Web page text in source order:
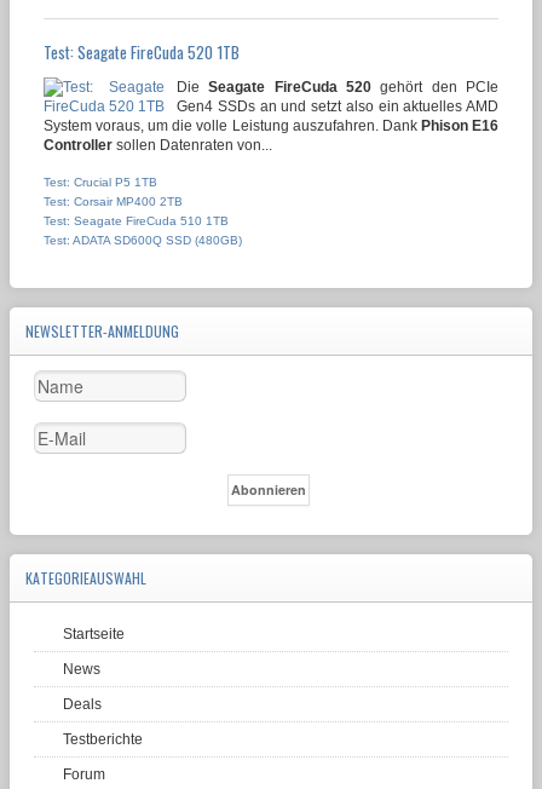
Test: Seagate FireCuda 520 1TB
DieSeagate FireCuda 520 gehört den PCIe
Gen4 SSDs an und setzt also ein aktuelles AMD
System voraus, um die volle Leistung auszufahren. Dank Phison E16
Controller sollen Datenraten von...
Test: Crucial P5 1TB
Test: Corsair MP400 2TB
Test: Seagate FireCuda 510 1TB
Test: ADATA SD600Q SSD (480GB)
NEWSLETTER-ANMELDUNG
KATEGORIEAUSWAHL
Startseite
News
Deals
Testberichte
Forum